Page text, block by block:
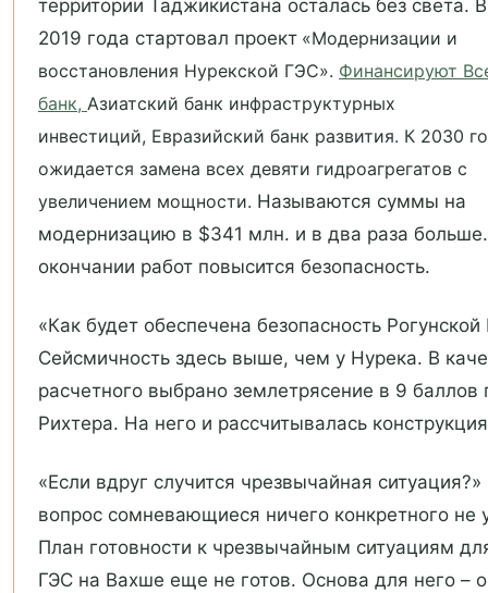
территории Таджикистана осталась без света.
2019 года стартовал проект «Модернизации и
восстановления Нурекской ГЭС». Финансируют
банк, Азиатский банк инфраструктурных
инвестиций, Евразийский банк развития. К 2030
ожидается замена всех девяти гидроагрегатов с
увеличением мощности. Называются суммы на
модернизацию в $341 млн. и в два раза
окончании работ повысится безопасность.
«Как будет обеспечена безопасность Рогунской
Сейсмичность здесь выше, чем у Нурека. В
расчетного выбрано землетрясение в 9 баллов
Рихтера. На него и рассчитывалась
«Если вдруг случится чрезвычайная ситуация?»
вопрос сомневающиеся ничего конкретного не
План готовности к чрезвычайным ситуациям
ГЭС на Вахше еще не готов. Основа для него –